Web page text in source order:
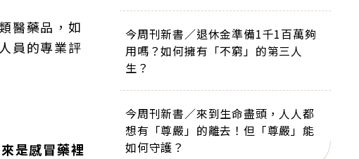
醫藥品，如
員的專業評
是感冒藥裡
今周刊新書／退休金準備1千1百萬夠
用嗎？如何擁有「不窮」的第三人
生？
今周刊新書／來到生命盡頭，人人都
想有「尊嚴」的離去！但「尊嚴」能
如何守護？